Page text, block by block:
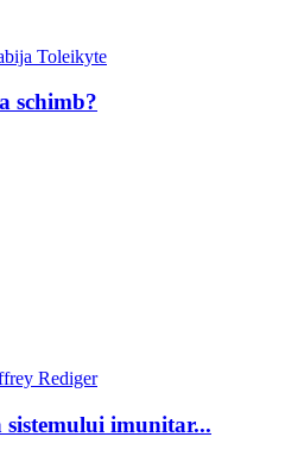
Toleikyte
schimb?
Rediger
sistemului imunitar...